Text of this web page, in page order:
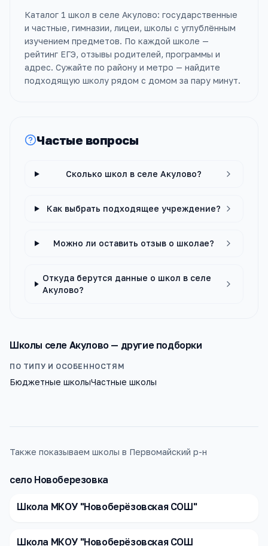
Каталог 1 школ в селе Акулово: государственные
и частные, гимназии, лицеи, школы с углублённым
изучением предметов. По каждой школе —
рейтинг ЕГЭ, отзывы родителей, программы и
адрес. Сужайте по району и метро — найдите
подходящую школу рядом с домом за пару минут.
Частые вопросы
Сколько школ в селе Акулово?
Как выбрать подходящее учреждение?
Можно ли оставить отзыв о школае?
Откуда берутся данные о школ в селе
Акулово?
Школы селе Акулово— другие подборки
ПО ТИПУ И ОСОБЕННОСТЯМ
Бюджетные школыЧастные школы
Также показываем школы в Первомайский р-н
село Новоберезовка
Школа МКОУ "Новоберёзовская СОШ"
Школа МКОУ "Новоберёзовская СОШ